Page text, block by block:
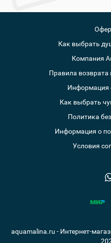
Как выбрать
Компания
Правила возврата
Информация
Как выбрать
Политика
Информация о
Условия
aquamalina.ru - Интернет-